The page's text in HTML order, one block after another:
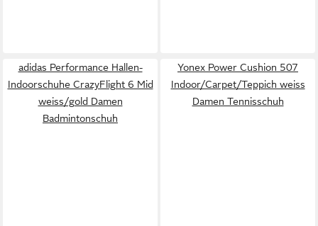
adidas Performance Hallen-
Indoorschuhe CrazyFlight 6 Mid
weiss/gold Damen
Badmintonschuh
Yonex Power Cushion 507
Indoor/Carpet/Teppich weiss
Damen Tennisschuh